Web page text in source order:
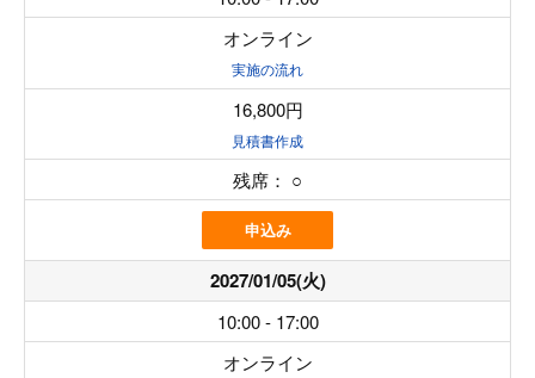
オンライン
実施の流れ
16,800円
見積書作成
残席： ○
申込み
2027/01/05(火)
10:00 - 17:00
オンライン